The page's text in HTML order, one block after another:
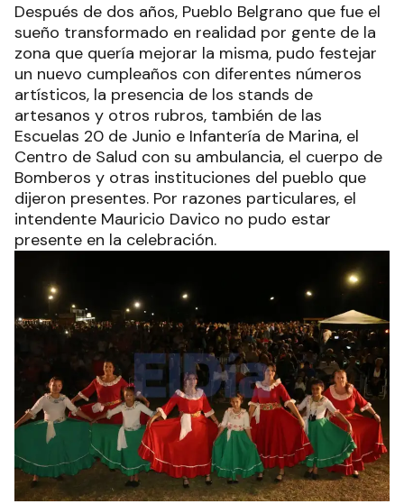
Después de dos años, Pueblo Belgrano que fue el
sueño transformado en realidad por gente de la
zona que quería mejorar la misma, pudo festejar
un nuevo cumpleaños con diferentes números
artísticos, la presencia de los stands de
artesanos y otros rubros, también de las
Escuelas 20 de Junio e Infantería de Marina, el
Centro de Salud con su ambulancia, el cuerpo de
Bomberos y otras instituciones del pueblo que
dijeron presentes. Por razones particulares, el
intendente Mauricio Davico no pudo estar
presente en la celebración.